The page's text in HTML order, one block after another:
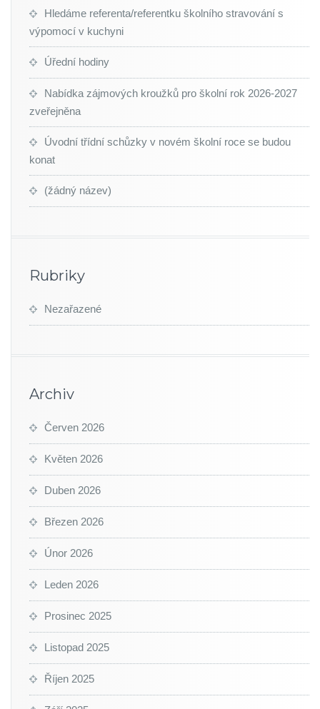
Hledáme referenta/referentku školního stravování s
výpomocí v kuchyni
Úřední hodiny
Nabídka zájmových kroužků pro školní rok 2026-2027
zveřejněna
Úvodní třídní schůzky v novém školní roce se budou
konat
(žádný název)
Rubriky
Nezařazené
Archiv
Červen 2026
Květen 2026
Duben 2026
Březen 2026
Únor 2026
Leden 2026
Prosinec 2025
Listopad 2025
Říjen 2025